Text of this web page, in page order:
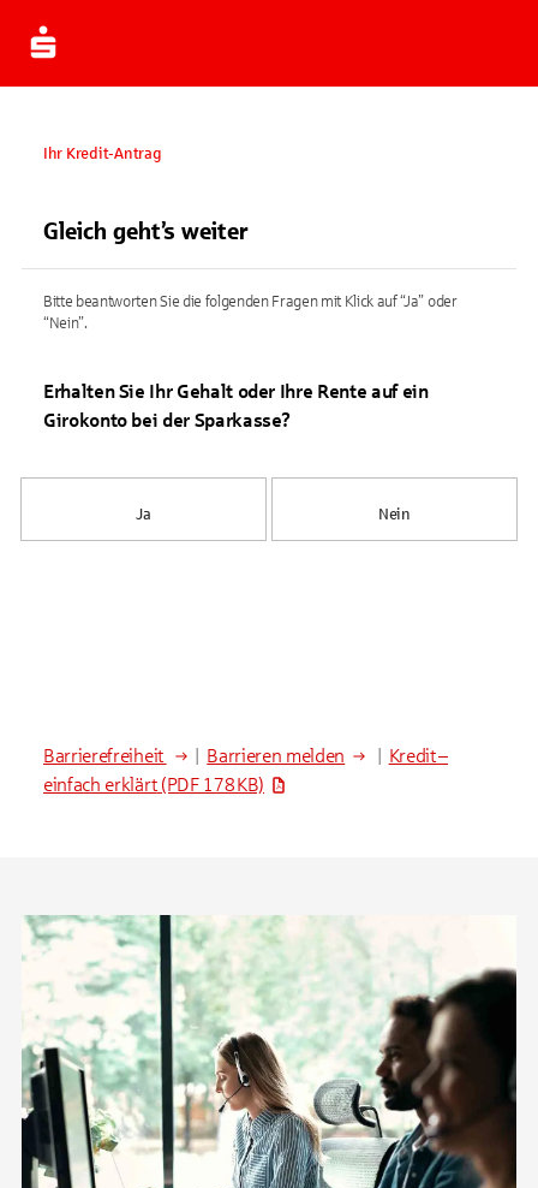
Ihr Kredit-Antrag
Gleich geht’s weiter
Bitte beantworten Sie die folgenden Fragen mit Klick auf “Ja” oder
“Nein”.
Erhalten Sie Ihr Gehalt oder Ihre Rente auf ein
Girokonto bei der Sparkasse?
Ja Nein
Barrierefreiheit Barrieren melden
Kredit –
einfach erklärt (PDF 178 KB)